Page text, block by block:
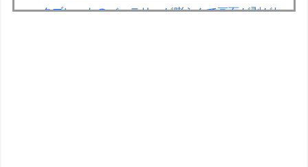
タブレットのバッテリーが膨らんで画面が剥がれ